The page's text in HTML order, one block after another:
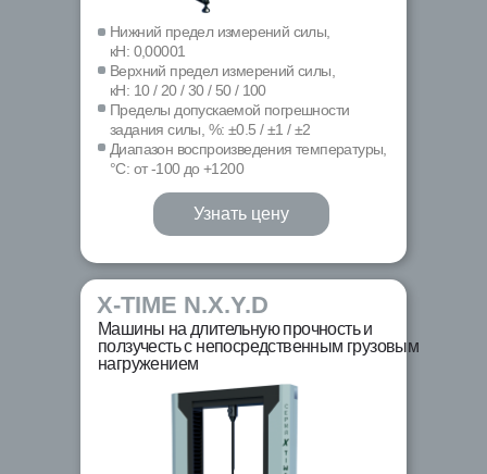
Нижний предел измерений силы,
кН: 0,00001
Верхний предел измерений силы,
кН: 10 / 20 / 30 / 50 / 100
Пределы допускаемой погрешности
задания силы, %: ±0.5 / ±1 / ±2
Диапазон воспроизведения температуры,
°С: от -100 до +1200
Узнать цену
X-TIME N.X.Y.D
Машины на длительную прочность и
ползучесть с непосредственным грузовым
нагружением